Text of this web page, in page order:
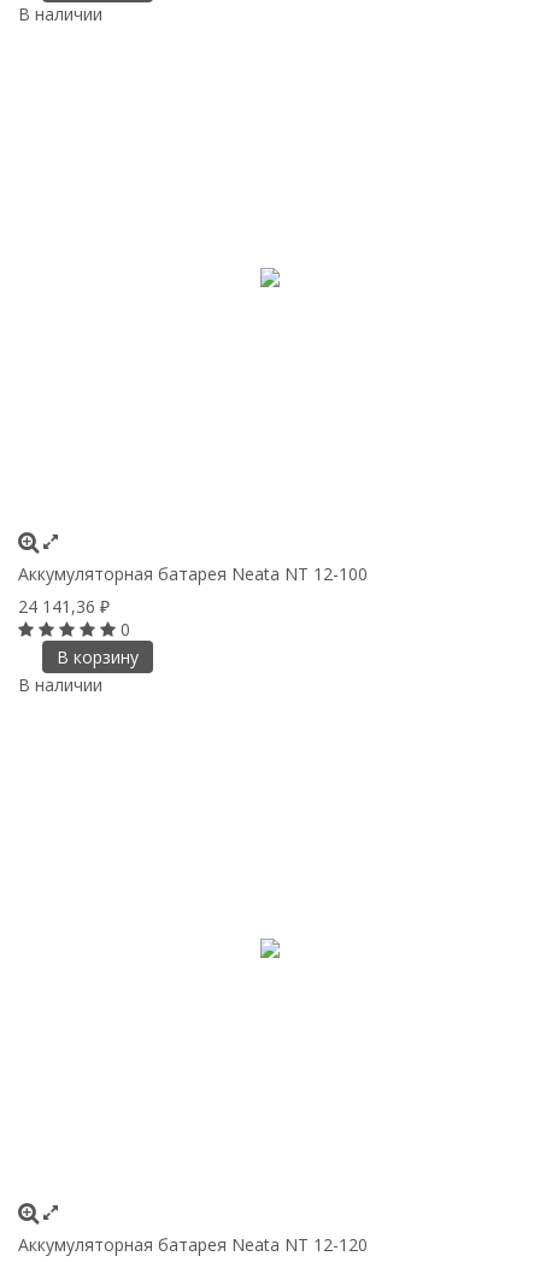
В наличии
Аккумуляторная батарея Neata NT 12-100
24 141,36 ₽
0
В корзину
В наличии
Аккумуляторная батарея Neata NT 12-120